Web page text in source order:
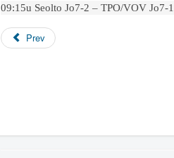
09:15u Seolto Jo7-2 – TPO/VOV Jo7-1
Prev